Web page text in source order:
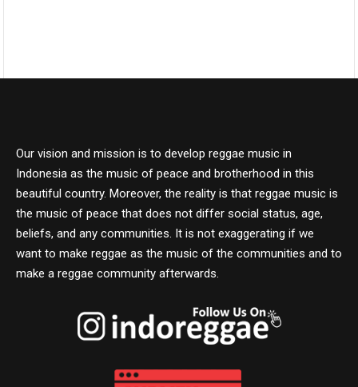
Our vision and mission is to develop reggae music in
Indonesia as the music of peace and brotherhood in this
beautiful country. Moreover, the reality is that reggae music is
the music of peace that does not differ social status, age,
beliefs, and any communities. It is not exaggerating if we
want to make reggae as the music of the communities and to
make a reggae community afterwards.